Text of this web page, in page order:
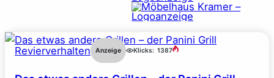
Revierverhalten Anzeige Klicks: 1387